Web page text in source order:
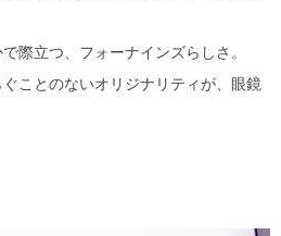
際立つ、フォーナインズらしさ。
ことのないオリジナリティが、眼鏡